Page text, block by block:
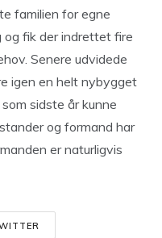
familien for egne
og fik der indrettet fire
Senere udvidede
igen en helt nybygget
sidste år kunne
og formand har
er naturligvis